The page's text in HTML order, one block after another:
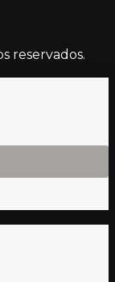
reservados.